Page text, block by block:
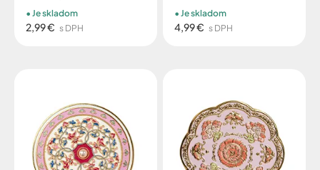
2,99 € s DPH
Je skladom
4,99 € s DPH
Je skladom